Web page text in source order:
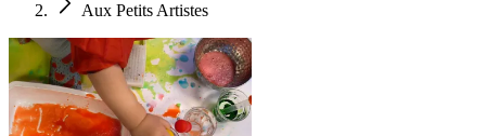
Aux Petits Artistes